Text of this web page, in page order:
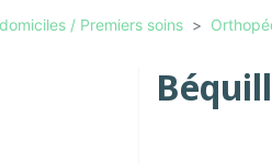
/ Premiers soins